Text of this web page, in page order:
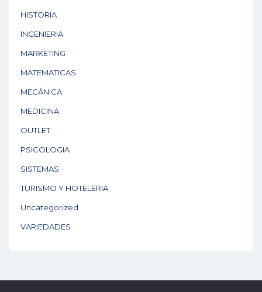
HISTORIA
INGENIERIA
MARKETING
MATEMATICAS
MECÁNICA
MEDICINA
OUTLET
PSICOLOGIA
SISTEMAS
TURISMO Y HOTELERIA
Uncategorized
VARIEDADES